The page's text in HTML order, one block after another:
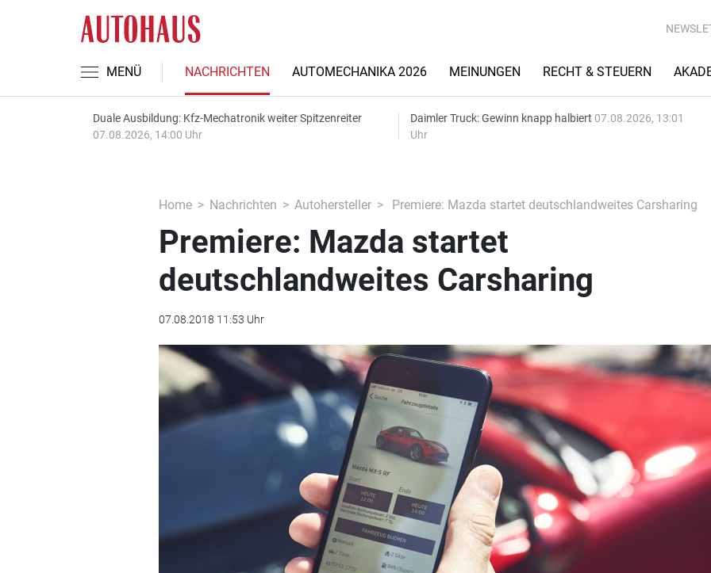
MENÜ NACHRICHTEN AUTOMECHANIKA 2026 MEINUNGEN RECHT & STEUERN
Duale Ausbildung: Kfz-Mechatronik weiter Spitzenreiter
07.08.2026, 14:00 Uhr
Daimler Truck: Gewinn knapp halbiert 07.08.2026, 13:01
Uhr
Home Nachrichten Autohersteller Premiere: Mazda startet deutschlandweites Carsharing
Premiere: Mazda startet
deutschlandweites Carsharing
07.08.2018 11:53 Uhr